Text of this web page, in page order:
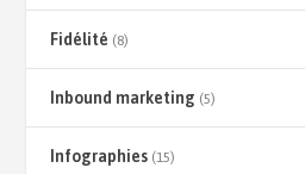
Fidélité (8)
Inbound marketing (5)
Infographies (15)